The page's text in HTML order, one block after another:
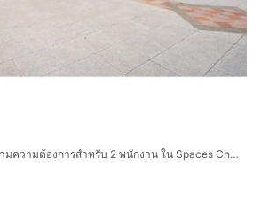
ออฟฟิศในฝันที่ปรับแต่งตามความต้องการสำหรับ 2 พนักงาน ใน Spaces Chamchuri Square